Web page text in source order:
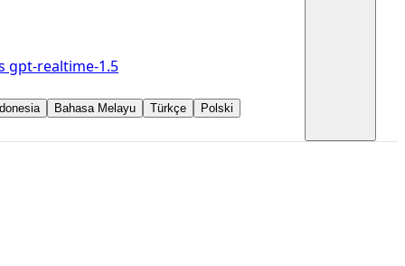
gpt-realtime-1.5
Bahasa Melayu Türkçe Polski